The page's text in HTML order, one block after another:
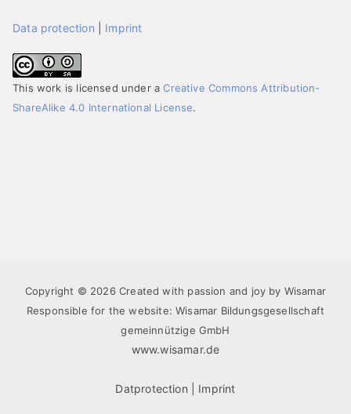
Data protection Imprint
This work is licensed under aCreative Commons Attribution-
ShareAlike 4.0 International License.
Copyright © 2026 Created with passion and joy by Wisamar
Responsible for the website: Wisamar Bildungsgesellschaft
gemeinnützige GmbH
www.wisamar.de
Datprotection Imprint